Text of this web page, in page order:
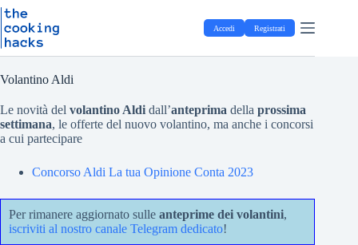
S
t
a
c
o
n
Salta
al
contenuto
Accedi Registrati
Volantino Aldi
Le novità del volantino Aldi dall’anteprima della prossima
settimana, le offerte del nuovo volantino, ma anche i concorsi
a cui partecipare
Concorso Aldi La tua Opinione Conta 2023
Per rimanere aggiornato sulle anteprime dei volantini,
iscriviti al nostro canale Telegram dedicato!